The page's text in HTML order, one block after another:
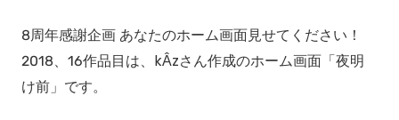
8周年感謝企画 あなたのホーム画面見せてください！
2018、16作品目は、kÂzさん作成のホーム画面「夜明
け前」です。